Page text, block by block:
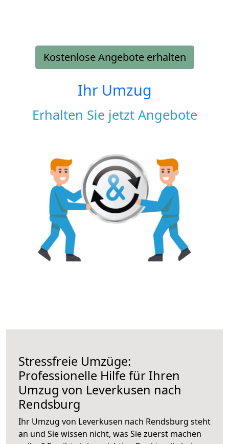
Kostenlose Angebote erhalten
Ihr Umzug
Erhalten Sie jetzt Angebote
Stressfreie Umzüge:
Professionelle Hilfe für Ihren
Umzug von Leverkusen nach
Rendsburg
Ihr Umzug von Leverkusen nach Rendsburg steht
an und Sie wissen nicht, was Sie zuerst machen